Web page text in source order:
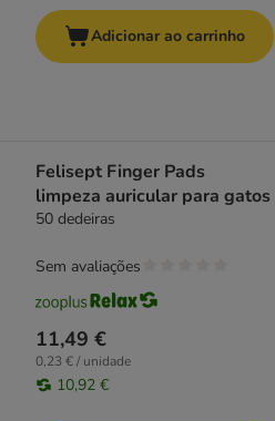
Adicionar ao carrinho
Felisept Finger Pads
limpeza auricular para gatos
50 dedeiras
11,49 €
0,23 € / unidade
10,92 €
Sem avaliações